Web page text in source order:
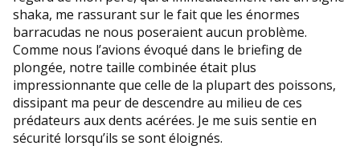
shaka, me rassurant sur le fait que les énormes
barracudas ne nous poseraient aucun problème.
Comme nous l’avions évoqué dans le briefing de
plongée, notre taille combinée était plus
impressionnante que celle de la plupart des poissons,
dissipant ma peur de descendre au milieu de ces
prédateurs aux dents acérées. Je me suis sentie en
sécurité lorsqu’ils se sont éloignés.